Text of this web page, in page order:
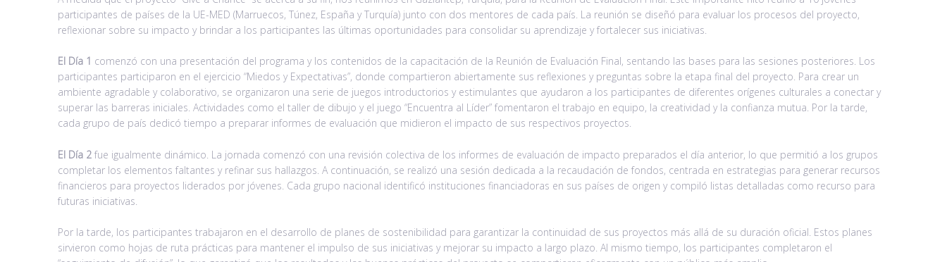
participantes de países de la UE-MED (Marruecos, Túnez, España y Turquía) junto con dos mentores de cada país. La reunión se diseñó para evaluar los procesos del proyecto,
reflexionar sobre su impacto y brindar a los participantes las últimas oportunidades para consolidar su aprendizaje y fortalecer sus iniciativas.
El Día 1 comenzó con una presentación del programa y los contenidos de la capacitación de la Reunión de Evaluación Final, sentando las bases para las sesiones posteriores. Los
participantes participaron en el ejercicio “Miedos y Expectativas”, donde compartieron abiertamente sus reflexiones y preguntas sobre la etapa final del proyecto. Para crear un
ambiente agradable y colaborativo, se organizaron una serie de juegos introductorios y estimulantes que ayudaron a los participantes de diferentes orígenes culturales a conectar y
superar las barreras iniciales. Actividades como el taller de dibujo y el juego “Encuentra al Líder” fomentaron el trabajo en equipo, la creatividad y la confianza mutua. Por la tarde,
cada grupo de país dedicó tiempo a preparar informes de evaluación que midieron el impacto de sus respectivos proyectos.
El Día 2 fue igualmente dinámico. La jornada comenzó con una revisión colectiva de los informes de evaluación de impacto preparados el día anterior, lo que permitió a los grupos
completar los elementos faltantes y refinar sus hallazgos. A continuación, se realizó una sesión dedicada a la recaudación de fondos, centrada en estrategias para generar recursos
financieros para proyectos liderados por jóvenes. Cada grupo nacional identificó instituciones financiadoras en sus países de origen y compiló listas detalladas como recurso para
futuras iniciativas.
Por la tarde, los participantes trabajaron en el desarrollo de planes de sostenibilidad para garantizar la continuidad de sus proyectos más allá de su duración oficial. Estos planes
sirvieron como hojas de ruta prácticas para mantener el impulso de sus iniciativas y mejorar su impacto a largo plazo. Al mismo tiempo, los participantes completaron el